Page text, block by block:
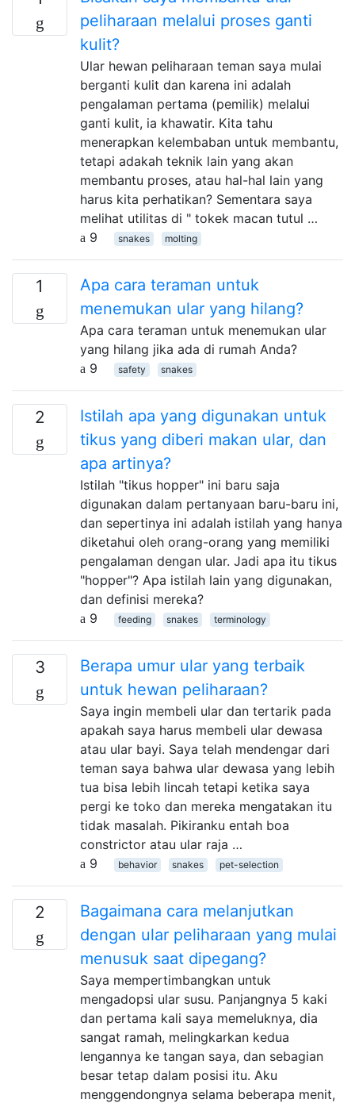
peliharaan melalui proses ganti
kulit?
Ular hewan peliharaan teman saya mulai
berganti kulit dan karena ini adalah
pengalaman pertama (pemilik) melalui
ganti kulit, ia khawatir. Kita tahu
menerapkan kelembaban untuk membantu,
tetapi adakah teknik lain yang akan
membantu proses, atau hal-hal lain yang
harus kita perhatikan? Sementara saya
melihat utilitas di " tokek macan tutul …
9
snakes molting
1
Apa cara teraman untuk
menemukan ular yang hilang?
Apa cara teraman untuk menemukan ular
yang hilang jika ada di rumah Anda?
9
safety snakes
2
Istilah apa yang digunakan untuk
tikus yang diberi makan ular, dan
apa artinya?
Istilah "tikus hopper" ini baru saja
digunakan dalam pertanyaan baru-baru ini,
dan sepertinya ini adalah istilah yang hanya
diketahui oleh orang-orang yang memiliki
pengalaman dengan ular. Jadi apa itu tikus
"hopper"? Apa istilah lain yang digunakan,
dan definisi mereka?
9
feeding snakes terminology
3
Berapa umur ular yang terbaik
untuk hewan peliharaan?
Saya ingin membeli ular dan tertarik pada
apakah saya harus membeli ular dewasa
atau ular bayi. Saya telah mendengar dari
teman saya bahwa ular dewasa yang lebih
tua bisa lebih lincah tetapi ketika saya
pergi ke toko dan mereka mengatakan itu
tidak masalah. Pikiranku entah boa
constrictor atau ular raja …
9
behavior snakes pet-selection
2
Bagaimana cara melanjutkan
dengan ular peliharaan yang mulai
menusuk saat dipegang?
Saya mempertimbangkan untuk
mengadopsi ular susu. Panjangnya 5 kaki
dan pertama kali saya memeluknya, dia
sangat ramah, melingkarkan kedua
lengannya ke tangan saya, dan sebagian
besar tetap dalam posisi itu. Aku
menggendongnya selama beberapa menit,